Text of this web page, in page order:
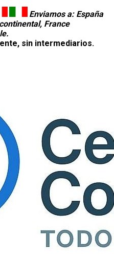
Enviamos a: España
France
sin intermediarios.